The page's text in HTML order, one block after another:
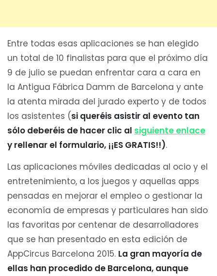
Entre todas esas aplicaciones se han elegido
un total de 10 finalistas para que el próximo día
9 de julio se puedan enfrentar cara a cara en
la Antigua Fábrica Damm de Barcelona y ante
la atenta mirada del jurado experto y de todos
los asistentes (si queréis asistir al evento tan
sólo deberéis de hacer clic al siguiente enlace
y rellenar el formulario, ¡¡ES GRATIS!!).
Las aplicaciones móviles dedicadas al ocio y el
entretenimiento, a los juegos y aquellas apps
pensadas en mejorar el empleo o gestionar la
economía de empresas y particulares han sido
las favoritas por centenar de desarrolladores
que se han presentado en esta edición de
AppCircus Barcelona 2015. La gran mayoría de
ellas han procedido de Barcelona, aunque